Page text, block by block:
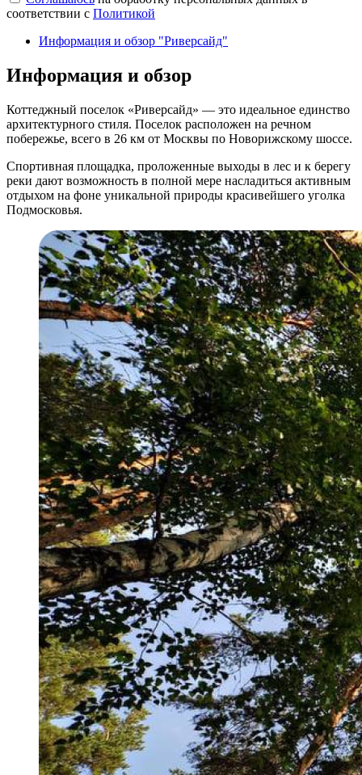
соответствии с Политикой
Информация и обзор "Риверсайд"
Информация и обзор
Коттеджный поселок «Риверсайд» — это идеальное единство
архитектурного стиля. Поселок расположен на речном
побережье, всего в 26 км от Москвы по Новорижскому шоссе.
Спортивная площадка, проложенные выходы в лес и к берегу
реки дают возможность в полной мере насладиться активным
отдыхом на фоне уникальной природы красивейшего уголка
Подмосковья.